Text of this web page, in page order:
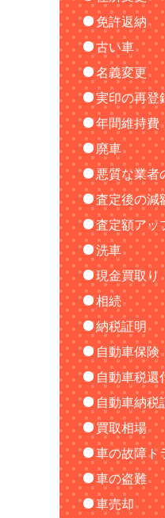
免許返納
古い車
名義変更
実印の再登
年間維持費
廃車
悪質な業者
査定後の減
査定額アッ
洗車
現金買取り
相続
納税証明
自動車保険
自動車税還
自動車納税
買取相場
車の故障ト
車の盗難
車売却